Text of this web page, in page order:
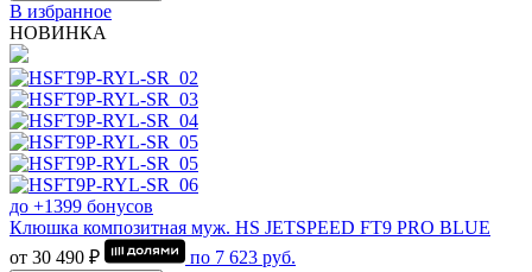
В избранное
НОВИНКА
до +1399 бонусов
Клюшка композитная муж. HS JETSPEED FT9 PRO BLUE
от 30 490 ₽
по 7 623 руб.